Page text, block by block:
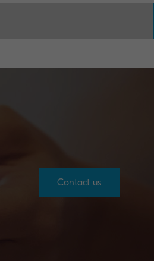
Contact us